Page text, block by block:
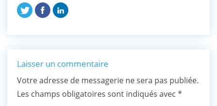
Laisser un commentaire
Votre adresse de messagerie ne sera pas publiée.
Les champs obligatoires sont indiqués avec *